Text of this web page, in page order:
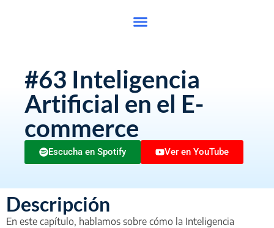
#63 Inteligencia
Artificial en el E-
commerce
Escucha en Spotify Ver en YouTube
Descripción
En este capítulo, hablamos sobre cómo la Inteligencia